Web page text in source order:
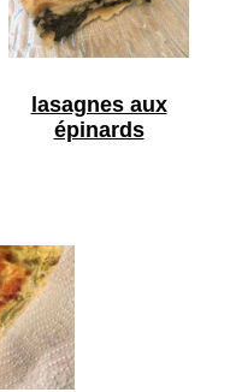
lasagnes aux
épinards